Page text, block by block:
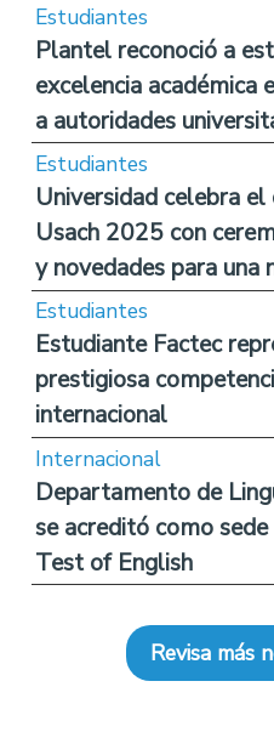
Estudiantes
Plantel reconoció a
excelencia académica
a autoridades
Estudiantes
Universidad celebra
Usach 2025 con
y novedades para una
Estudiantes
Estudiante Factec
prestigiosa
internacional
Internacional
Departamento de
se acreditó como
Test of English
Revisa más